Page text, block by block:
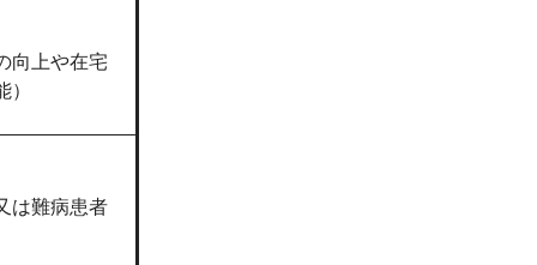
向上や在宅
は難病患者